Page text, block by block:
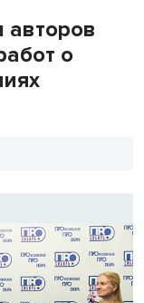
авторов
о